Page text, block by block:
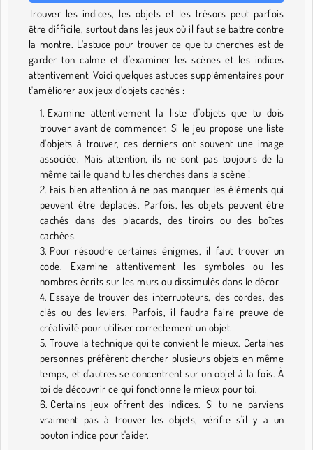
Trouver les indices, les objets et les trésors peut parfois
être difficile, surtout dans les jeux où il faut se battre contre
la montre. L'astuce pour trouver ce que tu cherches est de
garder ton calme et d'examiner les scènes et les indices
attentivement. Voici quelques astuces supplémentaires pour
t'améliorer aux jeux d'objets cachés :
Examine attentivement la liste d'objets que tu dois
trouver avant de commencer. Si le jeu propose une liste
d'objets à trouver, ces derniers ont souvent une image
associée. Mais attention, ils ne sont pas toujours de la
même taille quand tu les cherches dans la scène !
Fais bien attention à ne pas manquer les éléments qui
peuvent être déplacés. Parfois, les objets peuvent être
cachés dans des placards, des tiroirs ou des boîtes
cachées.
Pour résoudre certaines énigmes, il faut trouver un
code. Examine attentivement les symboles ou les
nombres écrits sur les murs ou dissimulés dans le décor.
Essaye de trouver des interrupteurs, des cordes, des
clés ou des leviers. Parfois, il faudra faire preuve de
créativité pour utiliser correctement un objet.
Trouve la technique qui te convient le mieux. Certaines
personnes préfèrent chercher plusieurs objets en même
temps, et d'autres se concentrent sur un objet à la fois. À
toi de découvrir ce qui fonctionne le mieux pour toi.
Certains jeux offrent des indices. Si tu ne parviens
vraiment pas à trouver les objets, vérifie s'il y a un
bouton indice pour t'aider.